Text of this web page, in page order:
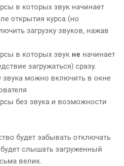
в которых звук начинает
открытия курса (но
загрузку звуков, нажав
в которых звук не начинает
загружаться) сразу.
звука можно включить в окне
без звука и возможности
будет забывать отключать
будет слышать загруженный
велик.